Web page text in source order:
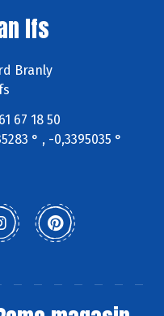
Ifs
Branly
67 18 50
° , -0,3395035 °